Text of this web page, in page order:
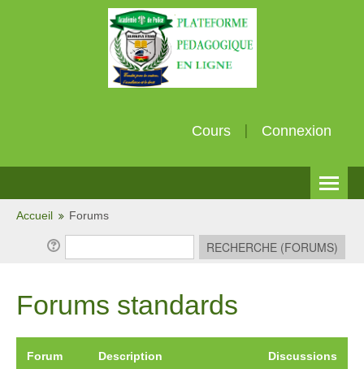
Cours Connexion
Français (fr)
Accueil Forums
Forums standards
Forum Description Discussions